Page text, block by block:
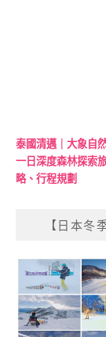
泰國清邁｜大象自
一日深度森林探索
略、行程規劃
【日本